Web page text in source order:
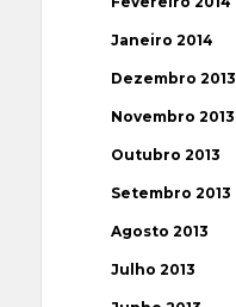
Janeiro 2014
Dezembro 2013
Novembro 2013
Outubro 2013
Setembro 2013
Agosto 2013
Julho 2013